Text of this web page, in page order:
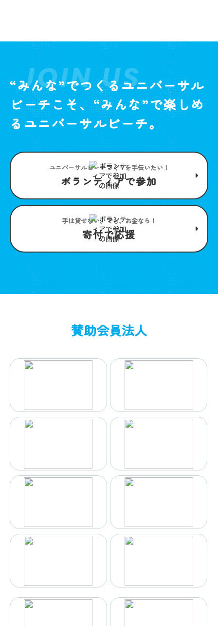
JOIN US
“みんな”でつくるユニバーサル
ビーチこそ、“みんな”で楽しめ
るユニバーサルビーチ。
ユニバーサルビーチつくりを手伝いたい！
ボランティアで参加
手は貸せない。でも、お金なら！
寄付で応援
賛助会員法人